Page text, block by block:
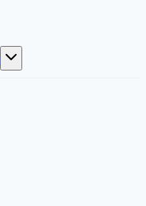
Toggle